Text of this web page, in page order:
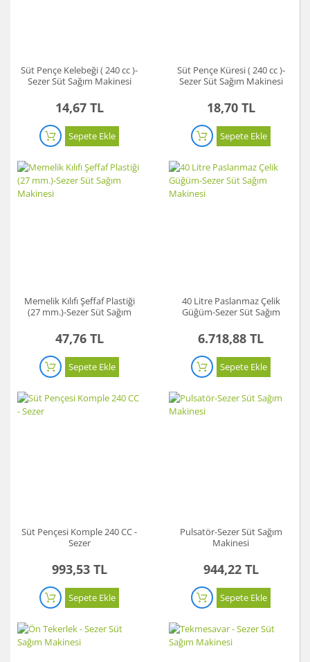
Süt Pençe Kelebeği ( 240 cc )-
Sezer Süt Sağım Makinesi
14,67 TL
Sepete Ekle
Süt Pençe Küresi ( 240 cc )-
Sezer Süt Sağım Makinesi
18,70 TL
Sepete Ekle
Memelik Kılıfı Şeffaf Plastiği
(27 mm.)-Sezer Süt Sağım
47,76 TL
Sepete Ekle
40 Litre Paslanmaz Çelik
Güğüm-Sezer Süt Sağım
6.718,88 TL
Sepete Ekle
Süt Pençesi Komple 240 CC -
Sezer
993,53 TL
Sepete Ekle
Pulsatör-Sezer Süt Sağım
Makinesi
944,22 TL
Sepete Ekle